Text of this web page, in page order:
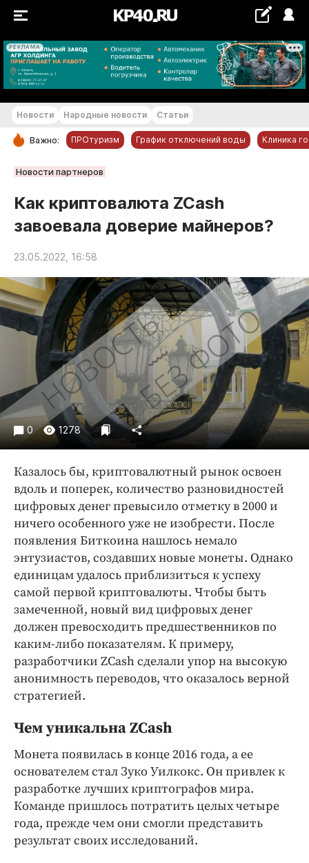
РЕКЛАМА
+20...+21 °С
РУБРИКИ
Новости компаний
Статьи
Народные новости
Авто и транспорт
Благоустройство
Криминал
Культура
Недвижимость и ЖКХ
Образование
Общество
Погода
Праздники
Происшествия
Спорт
Экономика и бизнес
ПРОЕКТЫ
Блоги
Издания
Медиаперсона
Интересное чтиво
Клиника года
Бренд года
Работодатель года
Новости Народные новости Статьи
Важно: ПРОтуризм График отключений воды Клиника
Новости партнеров
Как криптовалюта ZCash
завоевала доверие майнеров?
23.05.2022, 16:58
0 1278
Казалось бы, криптовалютный рынок освоен
вдоль и поперек, количество разновидностей
цифровых денег превысило отметку в 2000 и
ничего особенного уже не изобрести. После
появления Биткоина нашлось немало
энтузиастов, создавших новые монеты. Однако
единицам удалось приблизиться к успеху
самой первой криптовалюты. Чтобы быть
замеченной, новый вид цифровых денег
должен превосходить предшественников по
каким-либо показателям. К примеру,
разработчики ZCash сделали упор на высокую
анонимность переводов, что оказалось верной
стратегией.
Чем уникальна ZCash
Монета появилась в конце 2016 года, а ее
основателем стал Зуко Уилкокс. Он привлек к
разработке лучших криптографов мира.
Команде пришлось потратить целых четыре
года, прежде чем они смогли представить
результат своих исследований.